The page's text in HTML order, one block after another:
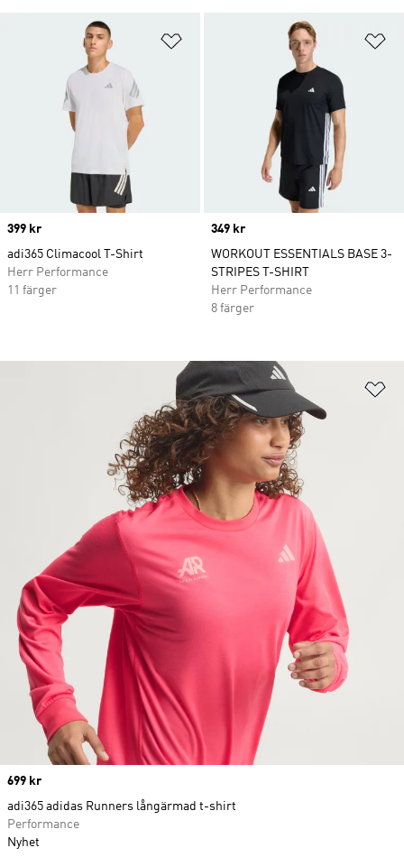
Lägg till på önskelistan
Price
399 kr
adi365 Climacool T-Shirt
Herr Performance
11 färger
Price
349 kr
WORKOUT ESSENTIALS BASE 3-
STRIPES T-SHIRT
Herr Performance
8 färger
Price
699 kr
adi365 adidas Runners långärmad t-shirt
Performance
Nyhet